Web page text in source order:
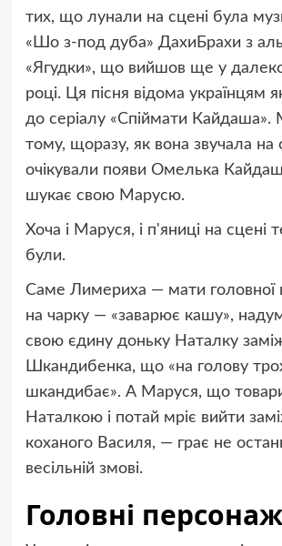
тих, що лунали на сцені була
«Шо з-под дуба» ДахиБрахи з
«Ягудки», що вийшов ще у
році. Ця пісня відома українцям
до серіалу «Спіймати
тому, щоразу, як вона звучала на
очікували появи Омелька
шукає свою Марусю.
Хоча і Маруся, і п'яниці на сцені
були.
Саме Лимериха — мати головної
на чарку — «заварює кашу»,
свою єдину доньку Наталку
Шкандибенка, що «на голову
шкандибає». А Маруся, що
Наталкою і потай мріє вийти
коханого Василя, — грає не
весільній змові.
Головні